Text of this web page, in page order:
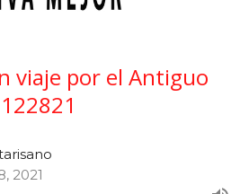
viaje por el Antiguo
2021